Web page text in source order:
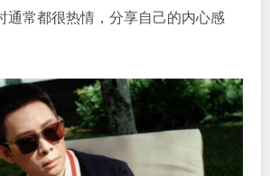
通常都很热情，分享自己的内心感